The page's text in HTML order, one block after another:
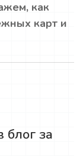
как
карт и
блог за